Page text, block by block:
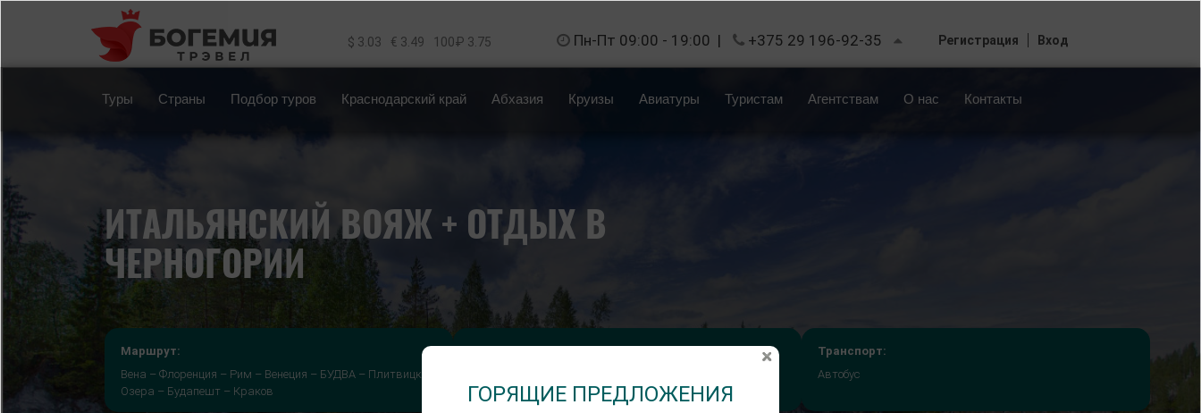
Перейти к основному содержанию
$ 3.03 € 3.49 100₽ 3.75 Пн-Пт 09:00 - 19:00 | +375 29 196-92-35 Регистрация Вход
Туры Страны Подбор туров Краснодарский край Абхазия Круизы Авиатуры Туристам Агентствам О нас Контакты
ИТАЛЬЯНСКИЙ ВОЯЖ + ОТДЫХ В
ЧЕРНОГОРИИ
Маршрут:
Вена – Флоренция – Рим – Венеция – БУДВА – Плитвицкие
Озера – Будапешт – Краков
Транспорт:
Автобус
ГОРЯЩИЕ ПРЕДЛОЖЕНИЯ